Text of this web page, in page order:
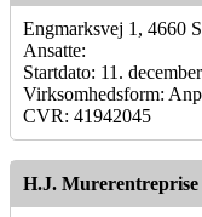
Engmarksvej 1, 4660
Ansatte:
Startdato: 11.
Virksomhedsform:
CVR: 41942045
H.J. Murerentreprise